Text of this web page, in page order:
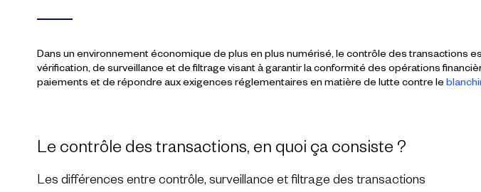
Dans un environnement économique de plus en plus numérisé, le contrôle des transactions
vérification, de surveillance et de filtrage visant à garantir la conformité des opérations
paiements et de répondre auxexigences réglementaires en matière de lutte contre le
Le contrôle des transactions, en quoi ça consiste ?
Les différences entre contrôle, surveillance et filtrage des transactions